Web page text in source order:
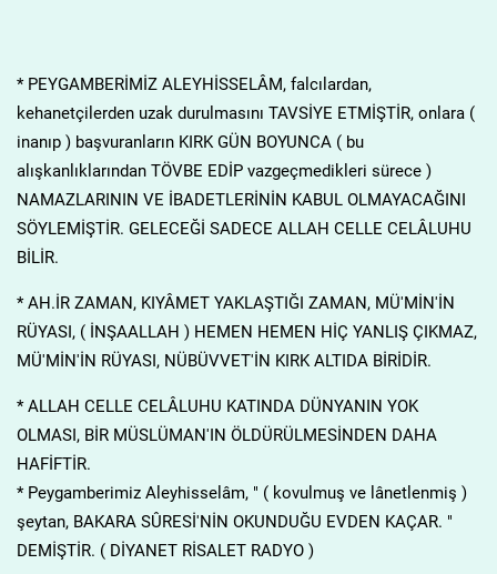
* PEYGAMBERİMİZ ALEYHİSSELÂM, falcılardan,
kehanetçilerden uzak durulmasını TAVSİYE ETMİŞTİR, onlara (
inanıp ) başvuranların KIRK GÜN BOYUNCA ( bu
alışkanlıklarından TÖVBE EDİP vazgeçmedikleri sürece )
NAMAZLARININ VE İBADETLERİNİN KABUL OLMAYACAĞINI
SÖYLEMİŞTİR. GELECEĞİ SADECE ALLAH CELLE CELÂLUHU
BİLİR.
* AH.İR ZAMAN, KIYÂMET YAKLAŞTIĞI ZAMAN, MÜ'MİN'İN
RÜYASI, ( İNŞAALLAH ) HEMEN HEMEN HİÇ YANLIŞ ÇIKMAZ,
MÜ'MİN'İN RÜYASI, NÜBÜVVET'İN KIRK ALTIDA BİRİDİR.
* ALLAH CELLE CELÂLUHU KATINDA DÜNYANIN YOK
OLMASI, BİR MÜSLÜMAN'IN ÖLDÜRÜLMESİNDEN DAHA
HAFİFTİR.
* Peygamberimiz Aleyhisselâm, " ( kovulmuş ve lânetlenmiş )
şeytan, BAKARA SÛRESİ'NİN OKUNDUĞU EVDEN KAÇAR. "
DEMİŞTİR. ( DİYANET RİSALET RADYO )